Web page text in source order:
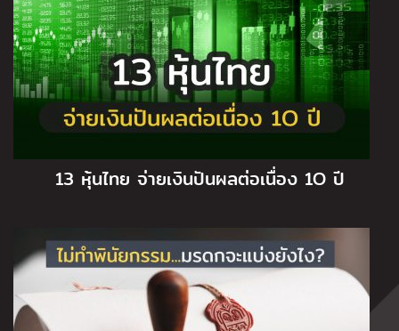
13 หุ้นไทย จ่ายเงินปันผลต่อเนื่อง 1O ปี